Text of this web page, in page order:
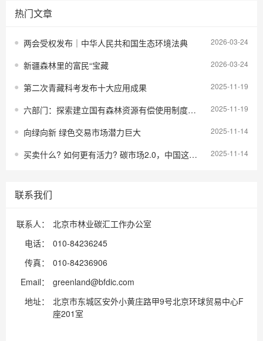
热门文章
两会受权发布｜中华人民共和国生态环境法典 2026-03-24
新疆森林里的富民“宝藏 2026-03-24
第二次青藏科考发布十大应用成果 2025-11-19
六部门：探索建立国有森林资源有偿使用制度，禁止将国有林场资源无偿划拨地方国有投融资平台 2025-11-19
向绿向新 绿色交易市场潜力巨大 2025-11-14
买卖什么? 如何更有活力? 碳市场2.0，中国这样布局 2025-11-14
联系我们
联系人：
北京市林业碳汇工作办公室
电话：
010-84236245
传真：
010-84236906
Email：
greenland@bfdic.com
地址：
北京市东城区安外小黄庄路甲9号北京环球贸易中心F
座201室